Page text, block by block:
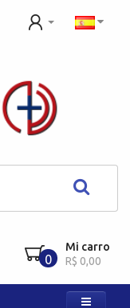
0
Mi carro
R$ 0,00